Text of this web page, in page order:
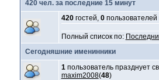
420 чел. за последние 15 минут
420гостей, 0пользователей
Полный список по:
Сегодняшние именинники
1пользователь празднует
maxim2008(48)